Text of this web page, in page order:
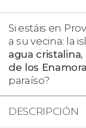
Si estáis en
a su vecina: la
agua
de los
paraíso?
DESCRIPCIÓN